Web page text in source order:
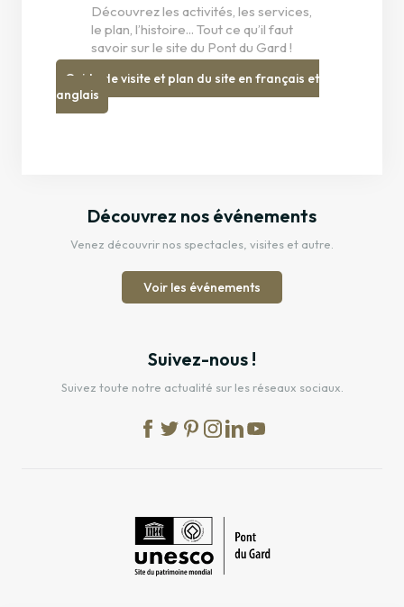
Découvrez les activités, les services,
le plan, l’histoire... Tout ce qu’il faut
savoir sur le site du Pont du Gard !
Guide de visite et plan du site en français et
anglais
Découvrez nos événements
Venez découvrir nos spectacles, visites et autre.
Voir les événements
Suivez-nous !
Suivez toute notre actualité sur les réseaux sociaux.